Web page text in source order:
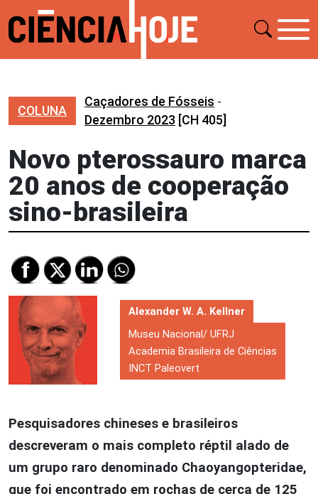
COLUNA
Caçadores de Fósseis -
Dezembro 2023 [CH 405]
Novo pterossauro marca
20 anos de cooperação
sino-brasileira
Alexander W. A. Kellner
Museu Nacional/ UFRJ
Academia Brasileira de Ciências
INCT Paleovert
Pesquisadores chineses e brasileiros
descreveram o mais completo réptil alado de
um grupo raro denominado Chaoyangopteridae,
que foi encontrado em rochas de cerca de 125